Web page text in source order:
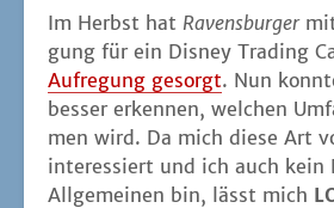
Im Herbst hat Ravens­bur­ger
gung für ein Dis­ney Tra­ding
Auf­re­gung gesorgt. Nun
bes­ser erken­nen, wel­chen
men wird. Da mich die­se Art
inter­es­siert und ich auch kein
All­ge­mei­nen bin, lässt mich